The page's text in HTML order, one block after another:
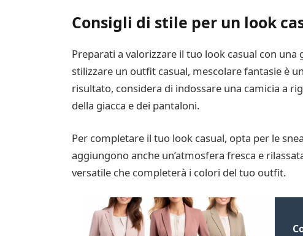
Consigli di stile per un look
Preparati a valorizzare il tuo look casual con
stilizzare un outfit casual, mescolare fantasie è
risultato, considera di indossare una camicia a
della giacca e dei pantaloni.
Per completare il tuo look casual, opta per le
aggiungono anche un’atmosfera fresca e
versatile che completerà i colori del tuo outfit.